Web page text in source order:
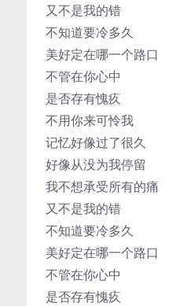
又不是我的错
不知道要冷多久
美好定在哪一个路口
不管在你心中
是否存有愧疚
不用你来可怜我
记忆好像过了很久
好像从没为我停留
我不想承受所有的痛
又不是我的错
不知道要冷多久
美好定在哪一个路口
不管在你心中
是否存有愧疚